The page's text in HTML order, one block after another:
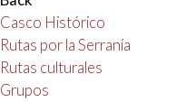
Casco Histórico
Rutas por la Serranía
Rutas culturales
Grupos